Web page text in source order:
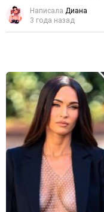
Написала Диана
3 года назад